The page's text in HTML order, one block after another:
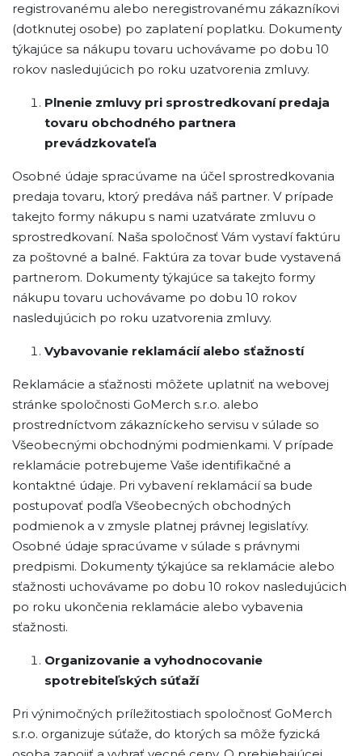
registrovanému alebo neregistrovanému zákazníkovi
(dotknutej osobe) po zaplatení poplatku. Dokumenty
týkajúce sa nákupu tovaru uchovávame po dobu 10
rokov nasledujúcich po roku uzatvorenia zmluvy.
Plnenie zmluvy pri sprostredkovaní predaja
tovaru obchodného partnera
prevádzkovateľa
Osobné údaje spracúvame na účel sprostredkovania
predaja tovaru, ktorý predáva náš partner. V prípade
takejto formy nákupu s nami uzatvárate zmluvu o
sprostredkovaní. Naša spoločnosť Vám vystaví faktúru
za poštovné a balné. Faktúra za tovar bude vystavená
partnerom. Dokumenty týkajúce sa takejto formy
nákupu tovaru uchovávame po dobu 10 rokov
nasledujúcich po roku uzatvorenia zmluvy.
Vybavovanie reklamácií alebo sťažností
Reklamácie a sťažnosti môžete uplatniť na webovej
stránke spoločnosti GoMerch s.r.o. alebo
prostredníctvom zákazníckeho servisu v súlade so
Všeobecnými obchodnými podmienkami. V prípade
reklamácie potrebujeme Vaše identifikačné a
kontaktné údaje. Pri vybavení reklamácií sa bude
postupovať podľa Všeobecných obchodných
podmienok a v zmysle platnej právnej legislatívy.
Osobné údaje spracúvame v súlade s právnymi
predpismi. Dokumenty týkajúce sa reklamácie alebo
sťažnosti uchovávame po dobu 10 rokov nasledujúcich
po roku ukončenia reklamácie alebo vybavenia
sťažnosti.
Organizovanie a vyhodnocovanie
spotrebiteľských súťaží
Pri výnimočných príležitostiach spoločnosť GoMerch
s.r.o. organizuje súťaže, do ktorých sa môže fyzická